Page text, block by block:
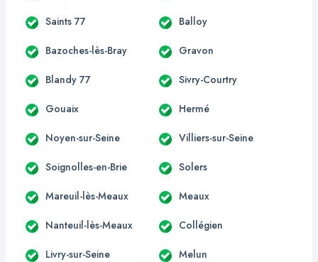
Saints 77 Balloy
Bazoches-lès-Bray Gravon
Blandy 77 Sivry-Courtry
Gouaix Hermé
Noyen-sur-Seine Villiers-sur-Seine
Soignolles-en-Brie Solers
Mareuil-lès-Meaux Meaux
Nanteuil-lès-Meaux Collégien
Livry-sur-Seine Melun